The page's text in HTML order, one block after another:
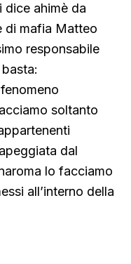
dice ahimè da
di mafia Matteo
responsabile
soltanto
dal
lo facciamo
all’interno della